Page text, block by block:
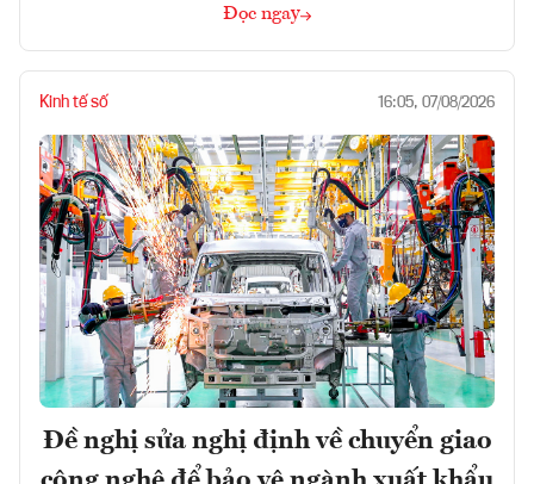
Đọc ngay
Kinh tế số 16:05, 07/08/2026
Đề nghị sửa nghị định về chuyển giao